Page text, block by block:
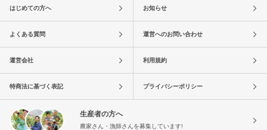
はじめての方へ お知らせ
よくある質問 運営へのお問い合わせ
運営会社 利用規約
特商法に基づく表記 プライバシーポリシー
生産者の方へ
農家さん・漁師さんを募集しています!